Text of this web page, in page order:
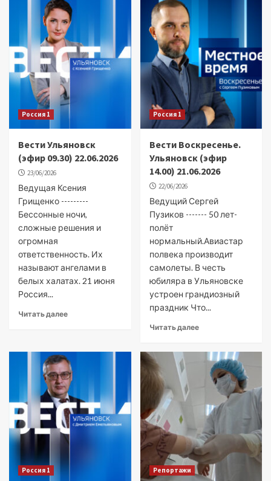
Россия 1
Вести Ульяновск
(эфир 09.30) 22.06.2026
23/06/2026
Ведущая Ксения
Грищенко ---------
Бессонные ночи,
сложные решения и
огромная
ответственность. Их
называют ангелами в
белых халатах. 21 июня
Россия...
Читать далее
Россия 1
Вести Воскресенье.
Ульяновск (эфир
14.00) 21.06.2026
22/06/2026
Ведущий Сергей
Пузиков ------- 50 лет-
полёт
нормальный.Авиастар
полвека производит
самолеты. В честь
юбиляра в Ульяновске
устроен грандиозный
праздник Что...
Читать далее
Россия 1 Репортажи